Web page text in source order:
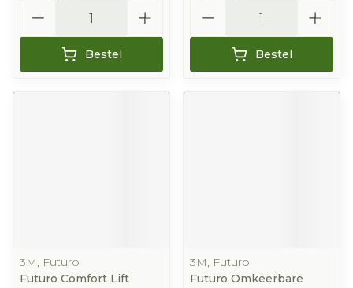
Bestel Bestel
3M, Futuro
Futuro Comfort Lift
3M, Futuro
Futuro Omkeerbare